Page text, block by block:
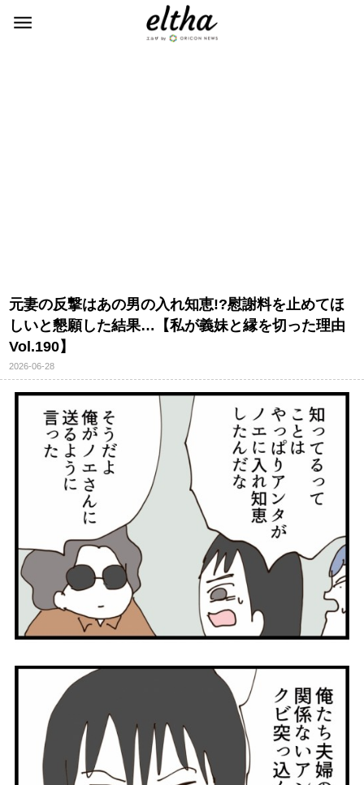
元妻の反撃はあの男の入れ知恵!?慰謝料を止めてほ
しいと懇願した結果…【私が義妹と縁を切った理由
Vol.190】
2026-06-28